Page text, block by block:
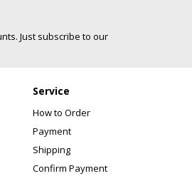
Just subscribe to our
Service
How to Order
Payment
Shipping
Confirm Payment